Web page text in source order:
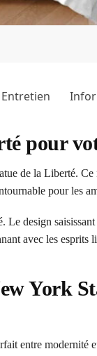
Entretien
pour
de la Liberté.
pour les
design
avec les esprits
York
entre modernité